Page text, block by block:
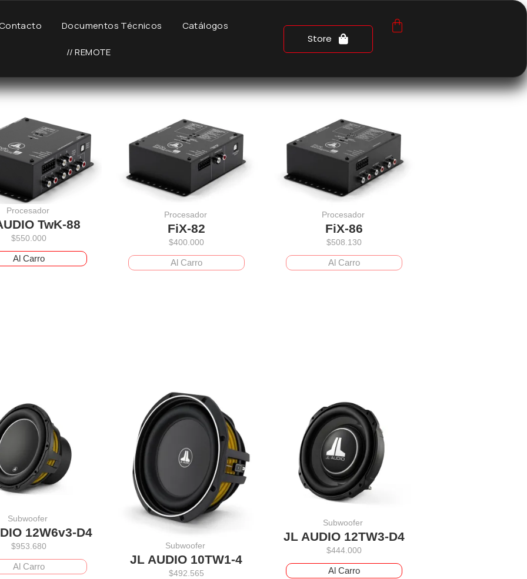
Documentos Técnicos Catálogos
// REMOTE
Store
Procesador
TwK-88
$550.000
Al Carro
Procesador
FiX-82
$400.000
Al Carro
Procesador
FiX-86
$508.130
Al Carro
Subwoofer
12W6v3-D4
$953.680
Al Carro
Subwoofer
JL AUDIO 10TW1-4
$492.565
Subwoofer
JL AUDIO 12TW3-D4
$444.000
Al Carro